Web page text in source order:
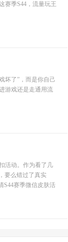
赛季S44，流量玩王
坏了”，而是你自己
游戏还是走通用流
活动。作为看了几
要么错过了真实
S44赛季微信皮肤活